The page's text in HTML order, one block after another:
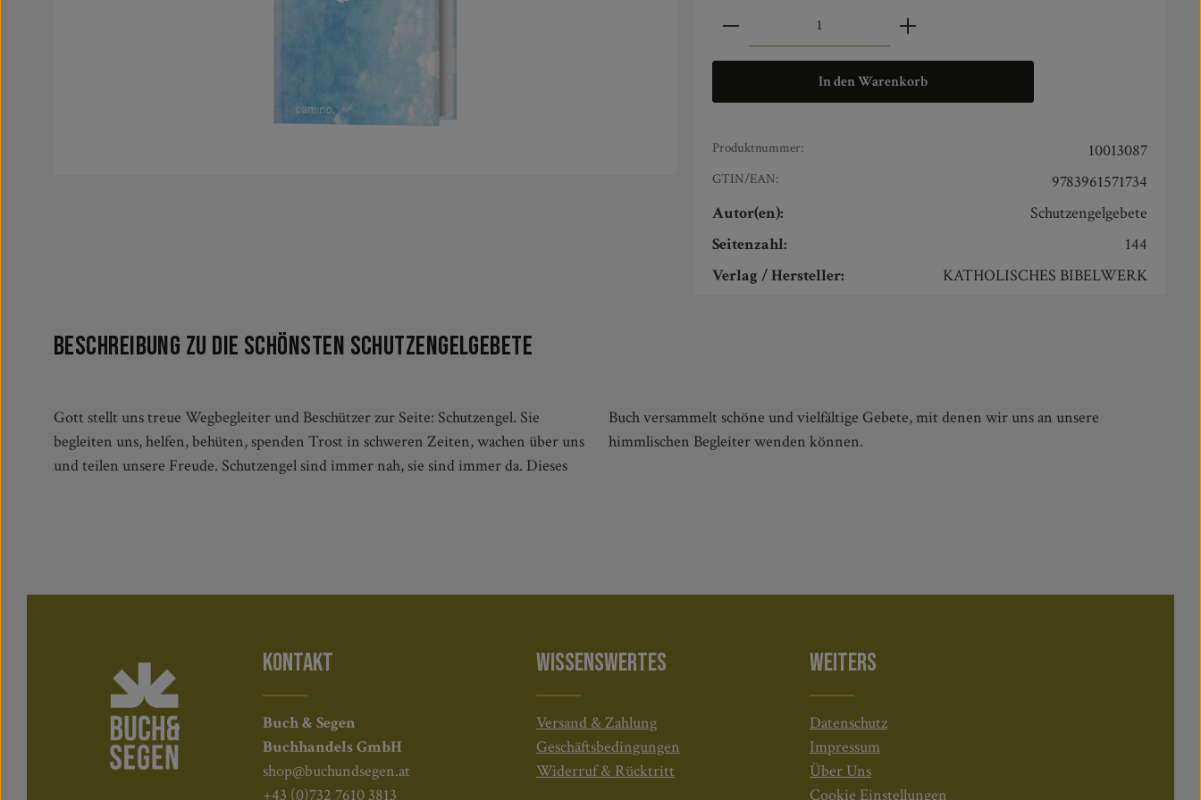
Produkt Anzahl: Gib den gewünschten Wert ein oder
In den Warenkorb
Produktnummer: 10013087
GTIN/EAN:
9783961571734
Autor(en):
Schutzengelgebete
Seitenzahl:
144
Verlag / Hersteller:
KATHOLISCHES BIBELWERK
Beschreibung zu Die schönsten Schutzengelgebete
Gott stellt uns treue Wegbegleiter und Beschützer zur Seite: Schutzengel. Sie
begleiten uns, helfen, behüten, spenden Trost in schweren Zeiten, wachen über uns
und teilen unsere Freude. Schutzengel sind immer nah, sie sind immer da. Dieses
Buch versammelt schöne und vielfältige Gebete, mit denen wir uns an unsere
himmlischen Begleiter wenden können.
KONTAKT
Buch & Segen
Buchhandels GmbH
shop@buchundsegen.at
+43 (0)732 7610 3813
WISSENSWERTES
Versand & Zahlung
Geschäftsbedingungen
Widerruf & Rücktritt
WEITERS
Datenschutz
Impressum
Über Uns
Cookie Einstellungen